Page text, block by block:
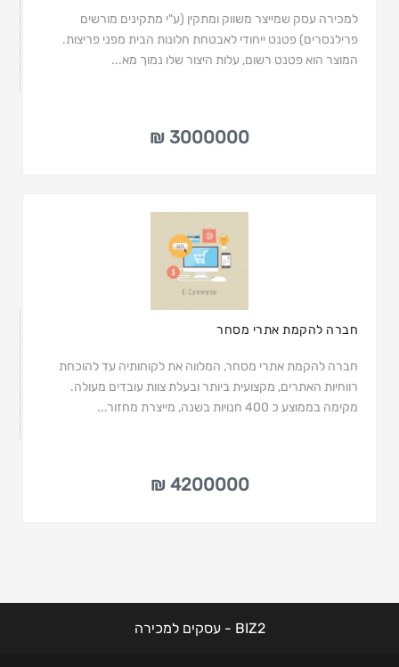
למכירה עסק שמייצר משווק ומתקין (ע"י מתקינים מורשים
פרילנסרים) פטנט ייחודי לאבטחת חלונות הבית מפני פריצות.
המוצר הוא פטנט רשום, עלות היצור שלו נמוך מא...
3000000 ₪
חברה להקמת אתרי מסחר
חברה להקמת אתרי מסחר, המלווה את לקוחותיה עד להוכחת
רווחיות האתרים, מקצועית ביותר ובעלת צוות עובדים מעולה.
מקימה בממוצע כ 400 חנויות בשנה, מייצרת מחזור...
4200000 ₪
BIZ2 - עסקים למכירה